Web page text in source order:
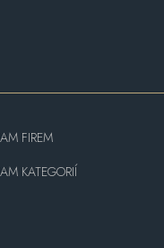
FIREM
KATEGORIÍ